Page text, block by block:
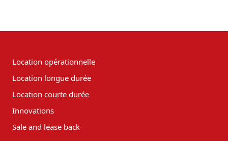
Location opérationnelle
Location longue durée
Location courte durée
Innovations
Sale and lease back